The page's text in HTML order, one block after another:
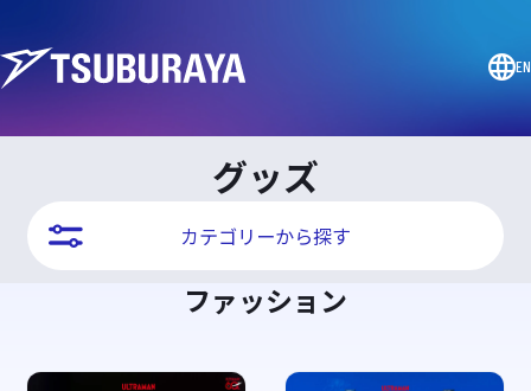
EN
グッズ
カテゴリーから探す
ファッション